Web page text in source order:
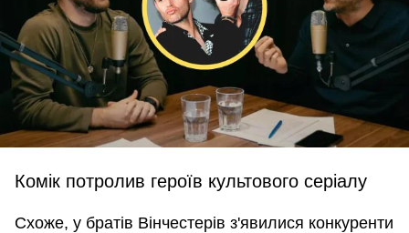
Комік потролив героїв культового серіалу
Схоже, у братів Вінчестерів з'явилися конкуренти